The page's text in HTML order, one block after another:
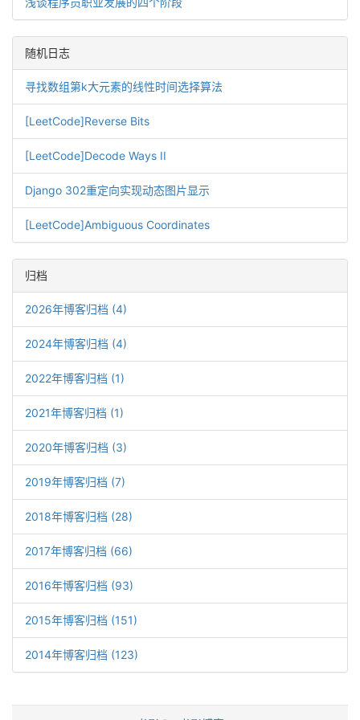
随机日志
寻找数组第k大元素的线性时间选择算法
[LeetCode]Reverse Bits
[LeetCode]Decode Ways II
Django 302重定向实现动态图片显示
[LeetCode]Ambiguous Coordinates
归档
2026年博客归档 (4)
2024年博客归档 (4)
2022年博客归档 (1)
2021年博客归档 (1)
2020年博客归档 (3)
2019年博客归档 (7)
2018年博客归档 (28)
2017年博客归档 (66)
2016年博客归档 (93)
2015年博客归档 (151)
2014年博客归档 (123)